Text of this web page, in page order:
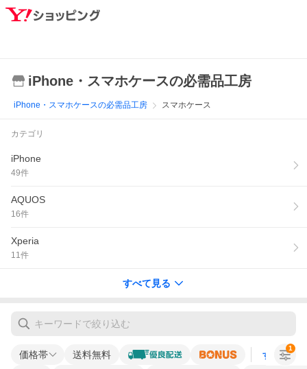
iPhone・スマホケースの必需品工房
iPhone・スマホケースの必需品工房 スマホケース
カテゴリ
iPhone
49件
AQUOS
16件
Xperia
11件
すべて見る
価格帯 送料無料 すべての条
1